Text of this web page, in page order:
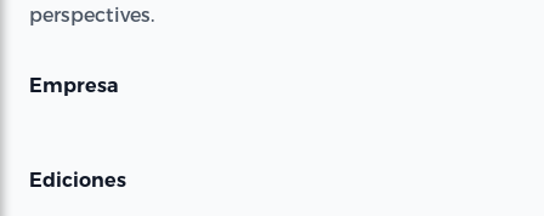
perspectives.
Empresa
Ediciones